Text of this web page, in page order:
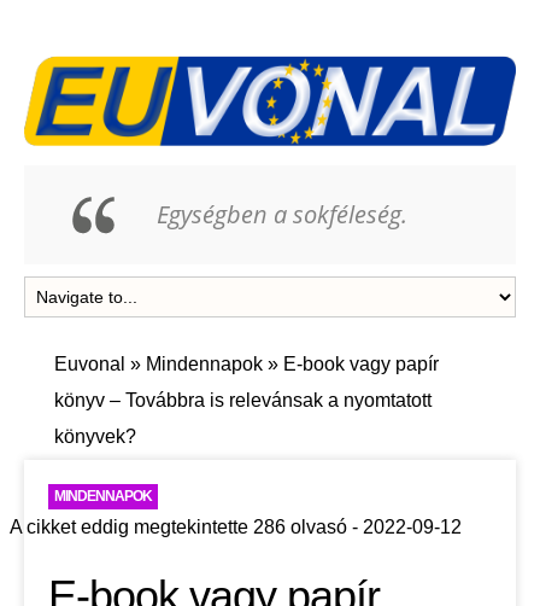
Egységben a sokféleség.
Euvonal » Mindennapok » E-book vagy papír
könyv – Továbbra is relevánsak a nyomtatott
könyvek?
MINDENNAPOK
A cikket eddig megtekintette 286 olvasó - 2022-09-12
E-book vagy papír